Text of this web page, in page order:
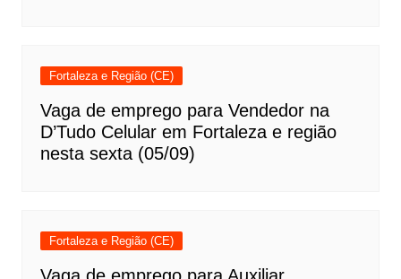
Fortaleza e Região (CE)
Vaga de emprego para Vendedor na
D’Tudo Celular em Fortaleza e região
nesta sexta (05/09)
Fortaleza e Região (CE)